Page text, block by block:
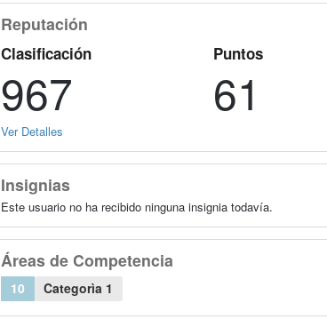
Reputación
Clasificación
967
Puntos
61
Ver Detalles
Insignias
Este usuario no ha recibido ninguna insignia todavía.
Áreas de Competencia
10 Categorìa 1